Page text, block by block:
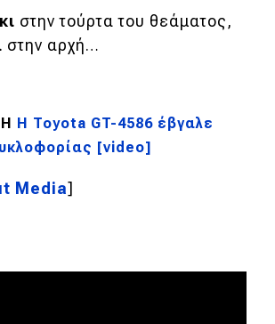
στην τούρτα του θεάματος,
στην αρχή…
Η Toyota GT-4586 έβγαλε
[video]
Media]